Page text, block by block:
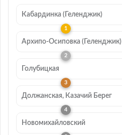
Кабардинка (Геленджик)
Архипо-Осиповка (Геленджик)
Голубицкая
Должанская, Казачий Берег
Новомихайловский